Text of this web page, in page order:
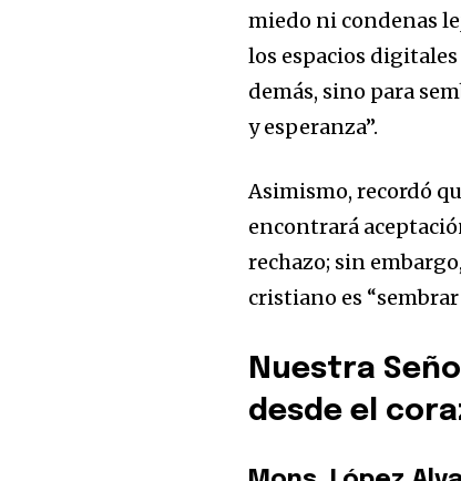
miedo ni condenas
los espacios
demás, sino para
y esperanza”.
Asimismo, recordó
encontrará
rechazo; sin
cristiano es
Nuestra
desde el